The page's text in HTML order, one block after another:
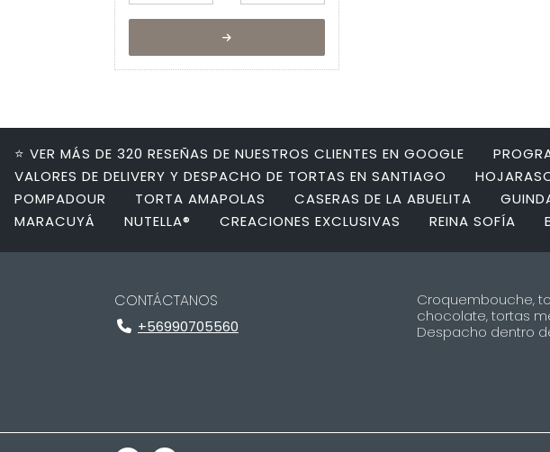
⭐ VER MÁS DE 320 RESEÑAS DE NUESTROS CLIENTES EN GOOGLE
VALORES DE DELIVERY Y DESPACHO DE TORTAS EN SANTIAGO
POMPADOUR
TORTA AMAPOLAS CASERAS DE LA ABUELITA
MARACUYÁ
NUTELLA® CREACIONES EXCLUSIVAS REINA SOFÍA
CONTÁCTANOS
+56990705560
Croquembouche,
chocolate, tortas
Despacho dentro